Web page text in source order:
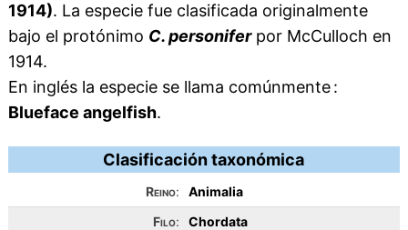
1914). La especie fue clasificada originalmente
bajo el protónimo C. personiferpor McCulloch en
1914.
En inglés la especie se llama comúnmente :
Blueface angelfish.
Clasificación taxonómica
Reino:
Animalia
Filo:
Chordata